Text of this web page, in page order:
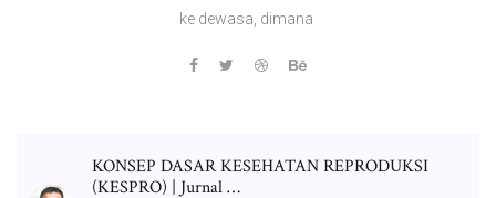
ke dewasa, dimana
KONSEP DASAR KESEHATAN REPRODUKSI
(KESPRO) | Jurnal …